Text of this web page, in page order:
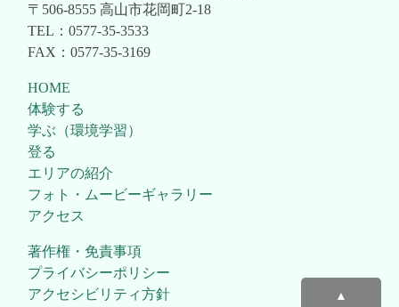
〒506-8555 高山市花岡町2-18
TEL：0577-35-3533
FAX：0577-35-3169
HOME
体験する
学ぶ（環境学習）
登る
エリアの紹介
フォト・ムービーギャラリー
アクセス
著作権・免責事項
プライバシーポリシー
アクセシビリティ方針
▲